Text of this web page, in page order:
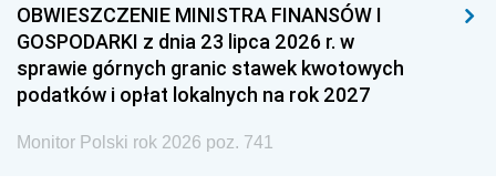
OBWIESZCZENIE MINISTRA FINANSÓW I
GOSPODARKI z dnia 23 lipca 2026 r. w
sprawie górnych granic stawek kwotowych
podatków i opłat lokalnych na rok 2027
Monitor Polski rok 2026 poz. 741